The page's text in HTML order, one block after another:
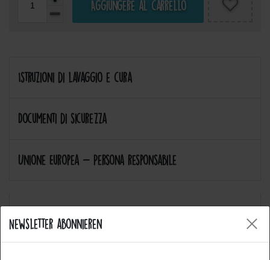
Newsletter abonnieren
Aggiungere al carrello
Istruzioni di lavaggio e cura
Documenti di sicurezza
Unione Europea - Persona responsabile
Allgemeine Fragen